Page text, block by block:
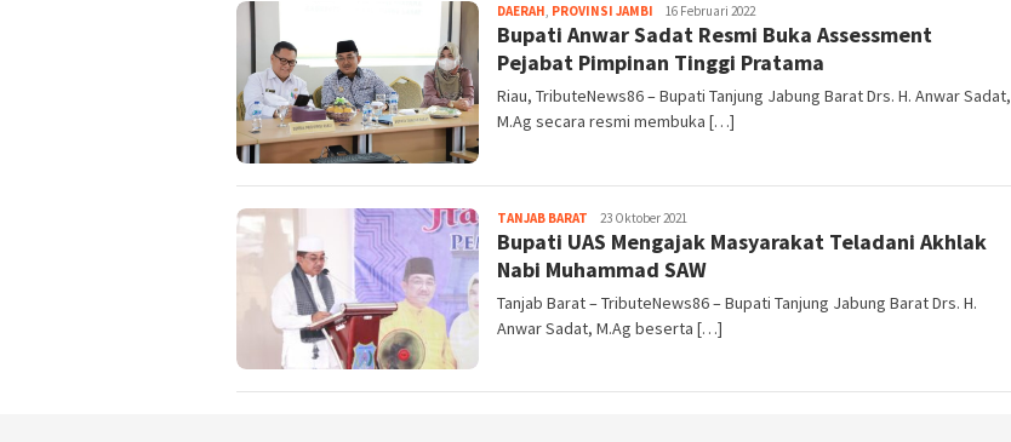
DAERAH, PROVINSI JAMBI tribute
16 Februari 2022
Bupati Anwar Sadat Resmi Buka Assessment
Pejabat Pimpinan Tinggi Pratama
Riau, TributeNews86 – Bupati Tanjung Jabung Barat Drs. H. Anwar Sadat,
M.Ag secara resmi membuka […]
TANJAB BARAT tribute
23 Oktober 2021
Bupati UAS Mengajak Masyarakat Teladani Akhlak
Nabi Muhammad SAW
Tanjab Barat – TributeNews86 – Bupati Tanjung Jabung Barat Drs. H.
Anwar Sadat, M.Ag beserta […]